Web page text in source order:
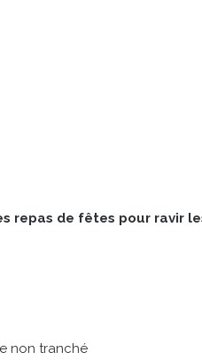
repas de fêtes pour ravir
non tranché